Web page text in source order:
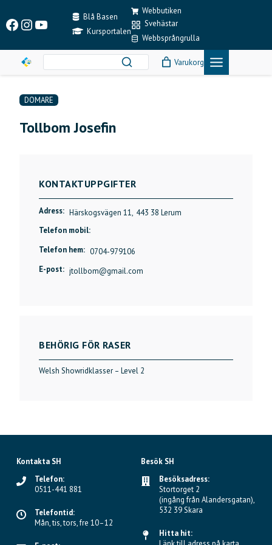
content
Facebook
Instagram
YouTubeBlå Basen
Kursportalen
Webbutiken
Svehästar
Webbsprångrulla
Varukorg
DOMARE
Tollbom Josefin
KONTAKTUPPGIFTER
Adress: Härskogsvägen 11, 443 38 Lerum
Telefon mobil:
Telefon hem: 0704-979106
E-post: jtollbom@gmail.com
BEHÖRIG FÖR RASER
Welsh Showridklasser – Level 2
Kontakta SH
Telefon:
0511-441 881
Telefontid:
Mån, tis, tors, fre 10–12
Besök SH
Besöksadress:
Stortorget 2
(ingång från Alandersgatan),
532 39 Skara
Hitta hit: